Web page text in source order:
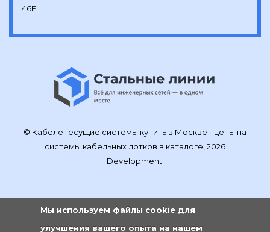
46Е
© Кабеленесущие системы купить в Москве - цены на
системы кабельных лотков в каталоге, 2026
Development
Мы используем файлы cookie для
улучшения вашего опыта на нашем